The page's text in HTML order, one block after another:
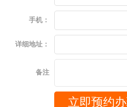
手机：
详细地址：
备注